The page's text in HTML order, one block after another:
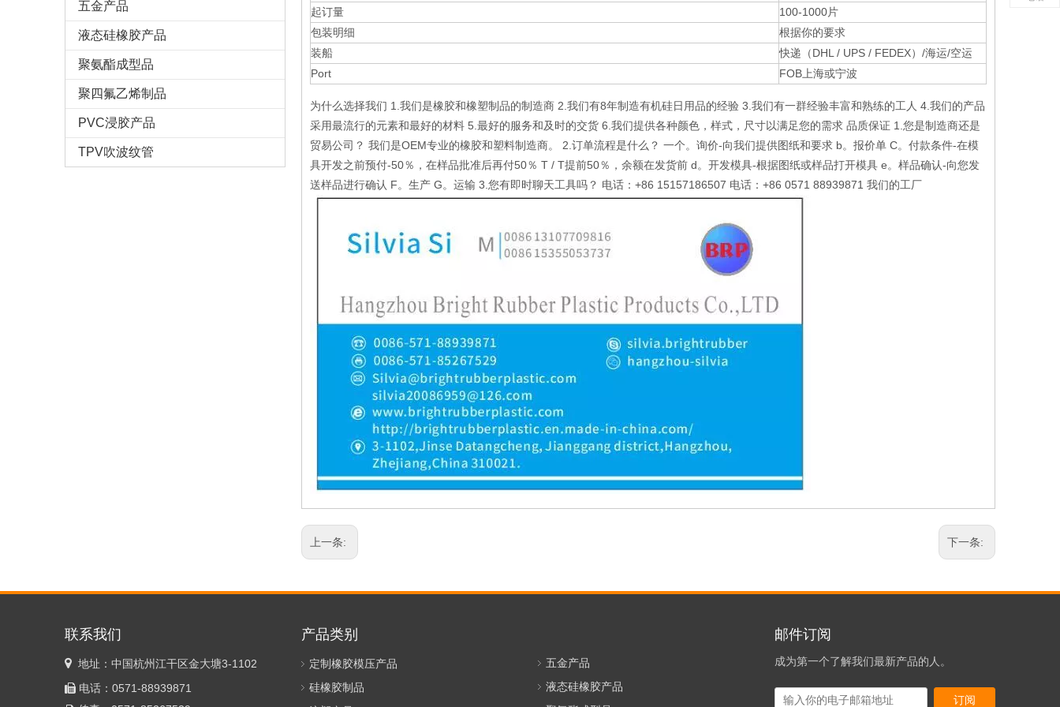
五金产品
液态硅橡胶产品
聚氨酯成型品
聚四氟乙烯制品
PVC浸胶产品
TPV吹波纹管
起订量
100-1000片
包装明细
根据你的要求
装船
快递（DHL / UPS / FEDEX）/海运/空运
Port
FOB上海或宁波
为什么选择我们 1.我们是橡胶和橡塑制品的制造商 2.我们有8年制造有机硅日用品的经验 3.我们有一群经验丰富和熟练的工人 4.我们的产品
采用最流行的元素和最好的材料 5.最好的服务和及时的交货 6.我们提供各种颜色，样式，尺寸以满足您的需求 品质保证 1.您是制造商还是
贸易公司？ 我们是OEM专业的橡胶和塑料制造商。 2.订单流程是什么？ 一个。询价-向我们提供图纸和要求 b。报价单 C。付款条件-在模
具开发之前预付-50％，在样品批准后再付50％ T / T提前50％，余额在发货前 d。开发模具-根据图纸或样品打开模具 e。样品确认-向您发
送样品进行确认 F。生产 G。运输 3.您有即时聊天工具吗？ 电话：+86 15157186507 电话：+86 0571 88939871 我们的工厂
上一条: 下一条:
联系我们
 地址：中国杭州江干区金大塘3-1102
 电话：0571-88939871
产品类别
定制橡胶模压产品
硅橡胶制品
五金产品
液态硅橡胶产品
邮件订阅
成为第一个了解我们最新产品的人。
订阅